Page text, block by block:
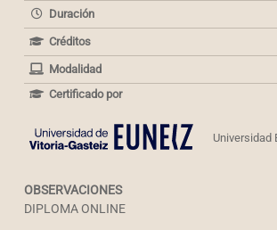
OBSERVACIONES
DIPLOMA ONLINE
Duración
Créditos
Modalidad
Certificado por
Universidad